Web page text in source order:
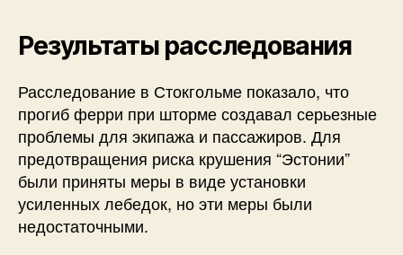
Результаты расследования
Расследование в Стокгольме показало, что
прогиб ферри при шторме создавал серьезные
проблемы для экипажа и пассажиров. Для
предотвращения риска крушения “Эстонии”
были приняты меры в виде установки
усиленных лебедок, но эти меры были
недостаточными.